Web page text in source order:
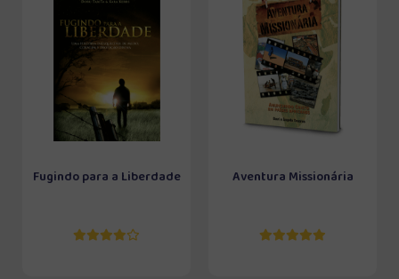
Fugindo para a Liberdade Aventura Missionária